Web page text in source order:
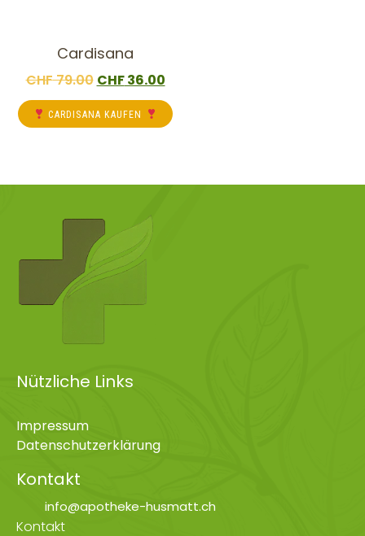
Cardisana
CHF79.00 CHF36.00
CARDISANA KAUFEN
Nützliche Links
Impressum
Datenschutzerklärung
Kontakt
info@apotheke-husmatt.ch
Kontakt